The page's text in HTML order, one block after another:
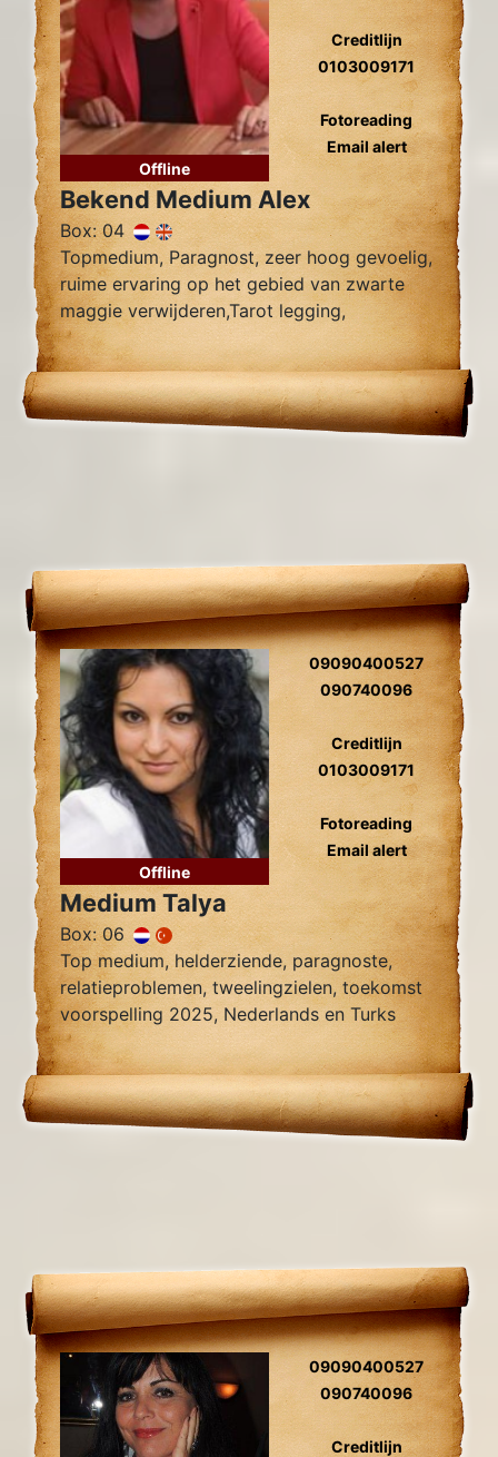
Offline
Creditlijn
0103009171
Fotoreading
Email alert
Bekend Medium Alex
Box: 04
Topmedium, Paragnost, zeer hoog gevoelig,
ruime ervaring op het gebied van zwarte
maggie verwijderen,Tarot legging,
Zielsliefde, Tweelingzielen, Relatie
problemen
Offline
09090400527
090740096
Creditlijn
0103009171
Fotoreading
Email alert
Medium Talya
Box: 06
Top medium, helderziende, paragnoste,
relatieproblemen, tweelingzielen, toekomst
voorspelling 2025, Nederlands en Turks
sprekend.
09090400527
090740096
Creditlijn